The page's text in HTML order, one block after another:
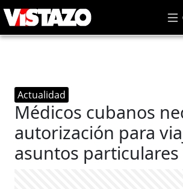
Actualidad
Médicos cubanos
autorización para
asuntos particulares